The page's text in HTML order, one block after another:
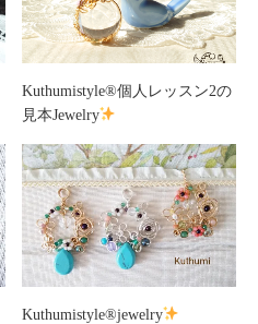
Kuthumistyle®️個人レッスン2の
見本Jewelry
Kuthumistyle®️jewelry